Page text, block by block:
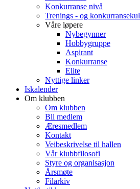
Konkurranse nivå
Trenings - og
Våre løpere
Nybegynner
Hobbygruppe
Aspirant
Konkurranse
Elite
Nyttige linker
Iskalender
Om klubben
Om klubben
Bli medlem
Æresmedlem
Kontakt
Veibeskrivelse til hallen
Vår klubbfilosofi
Styre og organisasjon
Årsmøte
Filarkiv